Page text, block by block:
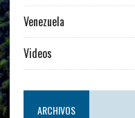
Venezuela
Videos
ARCHIVOS